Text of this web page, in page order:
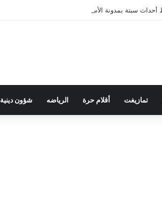
سبتة بمدونة الأسرة في قراءة للتحولات الاجتماعية
تمازيغت أقلام حرة الرياضه شؤون دينية